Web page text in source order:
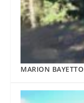
MARION BAYETTO